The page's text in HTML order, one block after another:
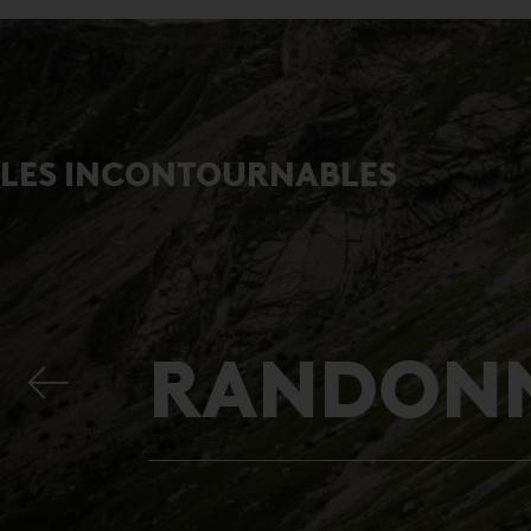
LES INCONTOURNABLES